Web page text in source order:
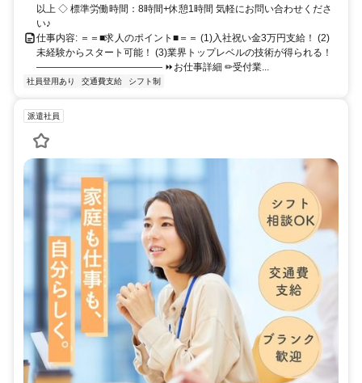
以上 ◇ 標準労働時間：8時間+休憩1時間 気軽にお問い合わせくださ
い♪
仕事内容: ＝＝■求人のポイント■＝＝ (1)入社祝い金3万円支給！ (2)
未経験からスタート可能！ (3)業界トップレベルの技術が得られる！
――――――――――――― ⏩お仕事詳細 ✏︎受付業...
社員登用あり 交通費支給 シフト制
派遣社員